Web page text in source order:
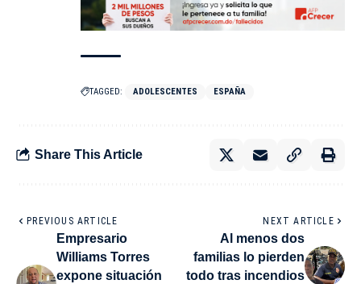
TAGGED: ADOLESCENTES ESPAÑA
Share This Article
PREVIOUS ARTICLE
Empresario
Williams Torres
expone situación
NEXT ARTICLE
Al menos dos
familias lo pierden
todo tras incendios